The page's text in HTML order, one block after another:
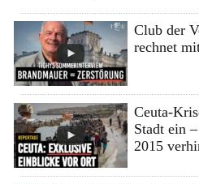
Club der
rechnet
Ceuta-
Stadt ein
2015